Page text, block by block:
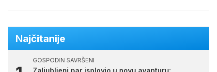
Najčitanije
GOSPODIN SAVRŠENI
Zaljubljeni par isplovio u novu avanturu: